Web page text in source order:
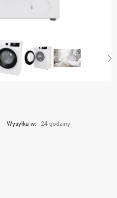
Wysyłka w:
24 godziny